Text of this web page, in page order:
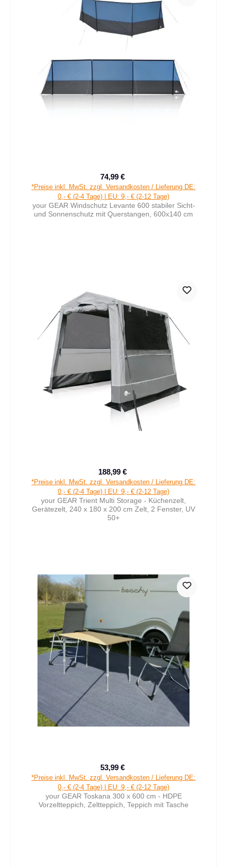
Verkaufspreis:
74,99 €
*Preise inkl. MwSt. zzgl. Versandkosten / Lieferung DE:
0,- € (2-4 Tage) | EU: 9,- € (2-12 Tage)
your GEAR Windschutz Levante 600 stabiler Sicht-
und Sonnenschutz mit Querstangen, 600x140 cm
Verkaufspreis:
188,99 €
*Preise inkl. MwSt. zzgl. Versandkosten / Lieferung DE:
0,- € (2-4 Tage) | EU: 9,- € (2-12 Tage)
your GEAR Trient Multi Storage - Küchenzelt,
Gerätezelt, 240 x 180 x 200 cm Zelt, 2 Fenster, UV
50+
Verkaufspreis:
53,99 €
*Preise inkl. MwSt. zzgl. Versandkosten / Lieferung DE:
0,- € (2-4 Tage) | EU: 9,- € (2-12 Tage)
your GEAR Toskana 300 x 600 cm - HDPE
Vorzeltteppich, Zeltteppich, Teppich mit Tasche